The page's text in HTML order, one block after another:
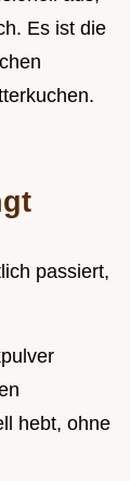
Es ist die
passiert,
hebt, ohne